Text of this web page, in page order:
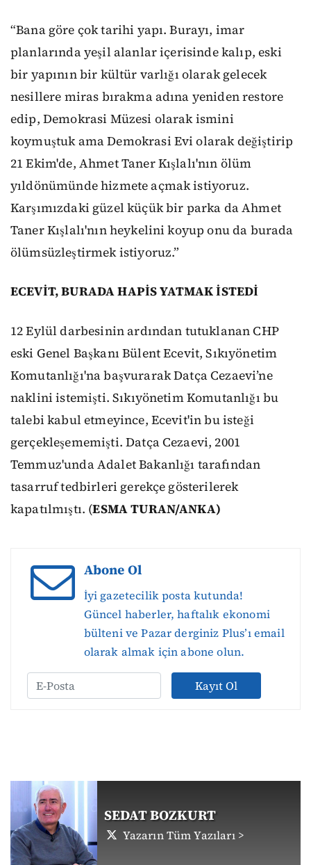
“Bana göre çok tarihi yapı. Burayı, imar
planlarında yeşil alanlar içerisinde kalıp, eski
bir yapının bir kültür varlığı olarak gelecek
nesillere miras bırakma adına yeniden restore
edip, Demokrasi Müzesi olarak ismini
koymuştuk ama Demokrasi Evi olarak değiştirip
21 Ekim'de, Ahmet Taner Kışlalı'nın ölüm
yıldönümünde hizmete açmak istiyoruz.
Karşımızdaki güzel küçük bir parka da Ahmet
Taner Kışlalı'nın heykelini koyup onu da burada
ölümsüzleştirmek istiyoruz.”
ECEVİT, BURADA HAPİS YATMAK İSTEDİ
12 Eylül darbesinin ardından tutuklanan CHP
eski Genel Başkanı Bülent Ecevit, Sıkıyönetim
Komutanlığı'na başvurarak Datça Cezaevi’ne
naklini istemişti. Sıkıyönetim Komutanlığı bu
talebi kabul etmeyince, Ecevit'in bu isteği
gerçekleşememişti. Datça Cezaevi, 2001
Temmuz'unda Adalet Bakanlığı tarafından
tasarruf tedbirleri gerekçe gösterilerek
kapatılmıştı. (ESMA TURAN/ANKA)
Abone Ol
İyi gazetecilik posta kutunda!
Güncel haberler, haftalık ekonomi
bülteni ve Pazar derginiz Plus’ı email
olarak almak için abone olun.
Kayıt Ol
SEDAT BOZKURT
Yazarın Tüm Yazıları >